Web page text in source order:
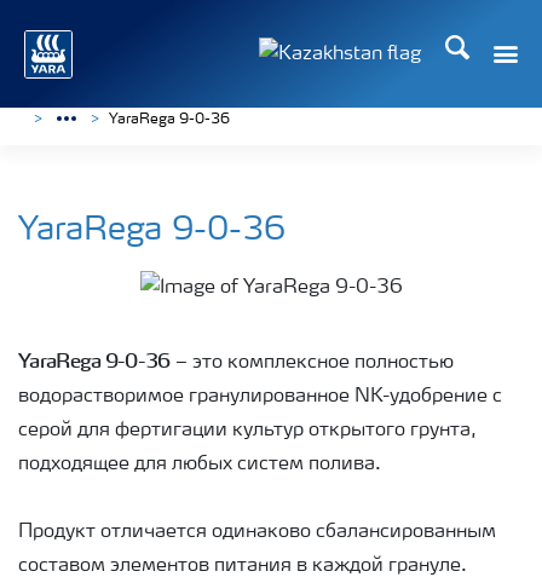
Поиск
YaraRega 9-0-36
YaraRega 9-0-36
YaraRega 9-0-36– это комплексное полностью
водорастворимое гранулированное NK-удобрение с
серой для фертигации культур открытого грунта,
подходящее для любых систем полива.
Продукт отличается одинаково сбалансированным
составом элементов питания в каждой грануле.